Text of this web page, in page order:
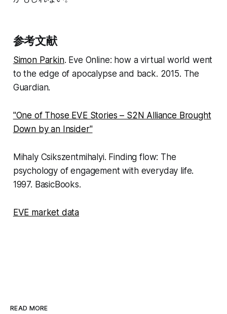
参考文献
Simon Parkin. Eve Online: how a virtual world went
to the edge of apocalypse and back. 2015. The
Guardian.
"One of Those EVE Stories – S2N Alliance Brought
Down by an Insider"
Mihaly Csikszentmihalyi. Finding flow: The
psychology of engagement with everyday life.
1997. BasicBooks.
EVE market data
READ MORE